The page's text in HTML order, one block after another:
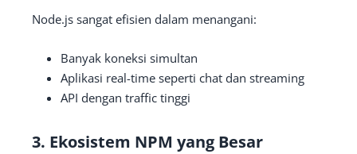
Node.js sangat efisien dalam menangani:
Banyak koneksi simultan
Aplikasi real-time seperti chat dan streaming
API dengan traffic tinggi
3. Ekosistem NPM yang Besar